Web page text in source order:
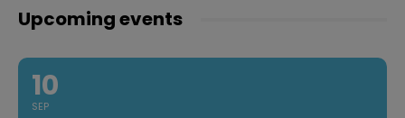
Upcoming events
10
SEP